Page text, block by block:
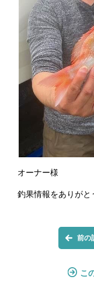
オーナー様
釣果情報をありがと
前の
こ